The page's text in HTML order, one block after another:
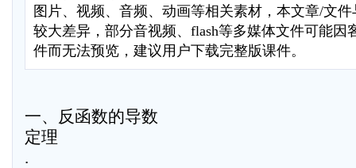
图片、视频、音频、动画等相关素材，本文章/文
较大差异，部分音视频、flash等多媒体文件可能因
件而无法预览，建议用户下载完整版课件。
一、反函数的导数
定理
.